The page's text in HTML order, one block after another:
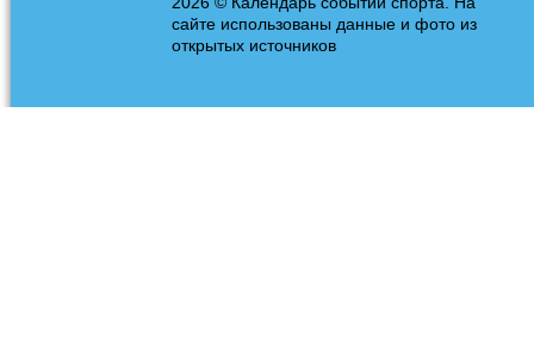
сайте использованы данные и фото из
открытых источников